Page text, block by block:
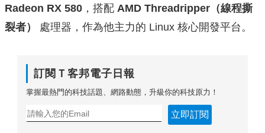
Radeon RX 580 ，搭配 AMD Threadripper（線程撕
裂者）
處理器，作為他主力的 Linux 核心開發平台。
訂閱Ｔ客邦電子日報
掌握最熱門的科技話題、網路動態，升級你的科技原力！
立即訂閱